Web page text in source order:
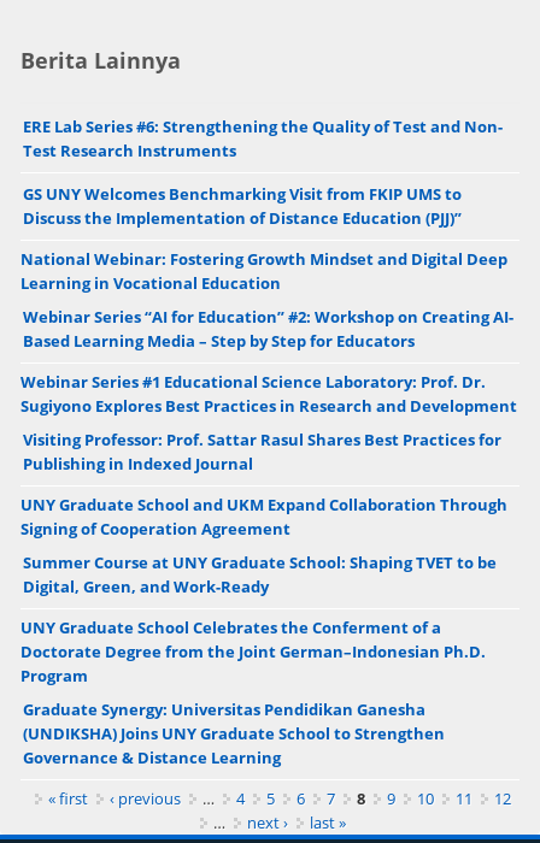
Berita Lainnya
ERE Lab Series #6: Strengthening the Quality of Test and Non-
Test Research Instruments
GS UNY Welcomes Benchmarking Visit from FKIP UMS to
Discuss the Implementation of Distance Education (PJJ)”
National Webinar: Fostering Growth Mindset and Digital Deep
Learning in Vocational Education
Webinar Series “AI for Education” #2: Workshop on Creating AI-
Based Learning Media – Step by Step for Educators
Webinar Series #1 Educational Science Laboratory: Prof. Dr.
Sugiyono Explores Best Practices in Research and Development
Visiting Professor: Prof. Sattar Rasul Shares Best Practices for
Publishing in Indexed Journal
UNY Graduate School and UKM Expand Collaboration Through
Signing of Cooperation Agreement
Summer Course at UNY Graduate School: Shaping TVET to be
Digital, Green, and Work-Ready
UNY Graduate School Celebrates the Conferment of a
Doctorate Degree from the Joint German–Indonesian Ph.D.
Program
Graduate Synergy: Universitas Pendidikan Ganesha
(UNDIKSHA) Joins UNY Graduate School to Strengthen
Governance & Distance Learning
Pages
« first ‹ previous … 4 5 6 7 8 9 10 11
12
…
next › last »